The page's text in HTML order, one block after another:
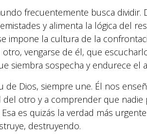
frecuentemente busca dividir.
y alimenta la lógica del
impone la cultura de la
vengarse de él, que
siembra sospecha y endurece el
de Dios, siempre une. Él nos
del otro y a comprender que
es quizás la verdad más
destruyendo.Suyapa Medios,